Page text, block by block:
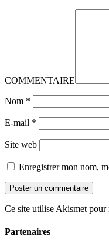
COMMENTAIRE
Nom *
E-mail *
Site web
Enregistrer mon nom,
Ce site utilise Akismet pour
Partenaires